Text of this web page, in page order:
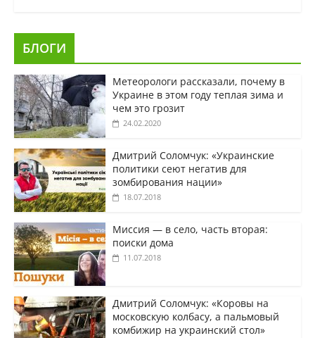
БЛОГИ
Метеорологи рассказали, почему в
Украине в этом году теплая зима и
чем это грозит
24.02.2020
Дмитрий Соломчук: «Украинские
политики сеют негатив для
зомбирования нации»
18.07.2018
Миссия — в село, часть вторая:
поиски дома
11.07.2018
Дмитрий Соломчук: «Коровы на
московскую колбасу, а пальмовый
комбижир на украинский стол»